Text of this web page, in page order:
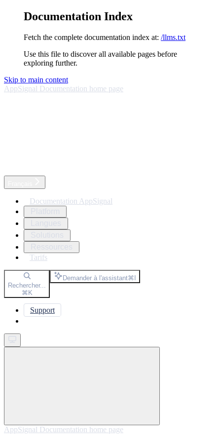
Documentation Index
Fetch the complete documentation index at: /llms.txt
Use this file to discover all available pages before
exploring further.
Skip to main content
AppSignal Documentation home page
Documentation AppSignal
Tarifs
Rechercher...
⌘K
Demander à l'assistant⌘I
Support
AppSignal Documentation home page